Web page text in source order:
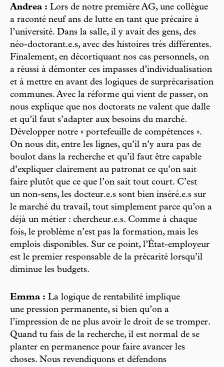
Andrea : Lors de notre première AG, une collègue
a raconté neuf ans de lutte en tant que précaire à
l’université. Dans la salle, il y avait des gens, des
néo-doctorant.e.s, avec des histoires très différentes.
Finalement, en décortiquant nos cas personnels, on
a réussi à démonter ces impasses d’individualisation
et à mettre en avant des logiques de surprécarisation
communes. Avec la réforme qui vient de passer, on
nous explique que nos doctorats ne valent que dalle
et qu’il faut s’adapter aux besoins du marché.
Développer notre « portefeuille de compétences ».
On nous dit, entre les lignes, qu’il n’y aura pas de
boulot dans la recherche et qu’il faut être capable
d’expliquer clairement au patronat ce qu’on sait
faire plutôt que ce que l’on sait tout court. C’est
un non-sens, les docteur.e.s sont bien inséré.e.s sur
le marché du travail, tout simplement parce qu’on a
déjà un métier : chercheur.e.s. Comme à chaque
fois, le problème n’est pas la formation, mais les
emplois disponibles. Sur ce point, l’État-employeur
est le premier responsable de la précarité lorsqu’il
diminue les budgets.
Emma : La logique de rentabilité implique
une pression permanente, si bien qu’on a
l’impression de ne plus avoir le droit de se tromper.
Quand tu fais de la recherche, il est normal de se
planter en permanence pour faire avancer les
choses. Nous revendiquons et défendons